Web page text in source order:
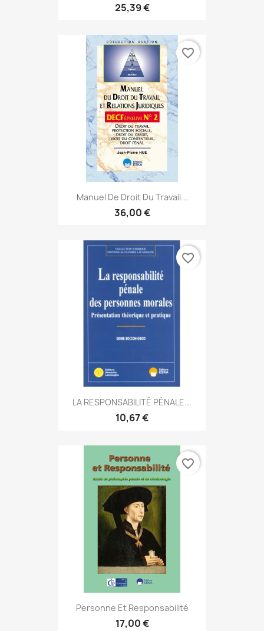
25,39 €
Manuel De Droit Du Travail...
36,00 €
favorite_border
LA RESPONSABILITÉ PÉNALE...
10,67 €
favorite_border
Personne Et Responsabilité
17,00 €
favorite_border